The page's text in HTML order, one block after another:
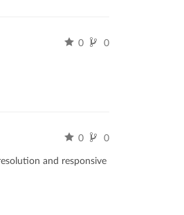
0 0
0 0
and responsive